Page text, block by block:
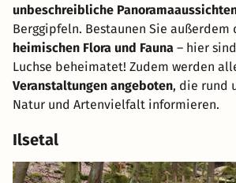
unbeschreibliche
Berggipfeln. Bestaunen Sie
heimischen Flora und Fauna – hier
Luchse beheimatet! Zudem werden
Veranstaltungen angeboten, die rund
Natur und Artenvielfalt informieren.
Ilsetal